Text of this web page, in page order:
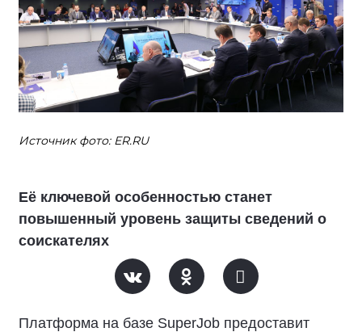
Источник фото: ER.RU
Её ключевой особенностью станет
повышенный уровень защиты сведений о
соискателях
Платформа на базе SuperJob предоставит